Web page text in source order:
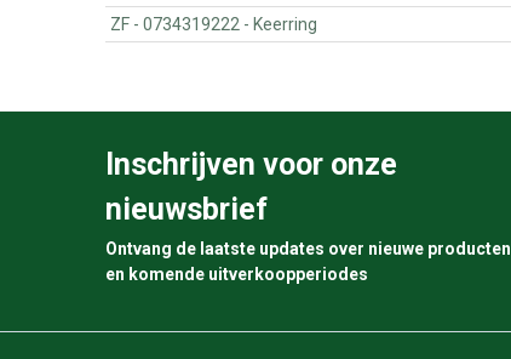
ZF - 0734319222 - Keerring
Inschrijven voor onze
nieuwsbrief
Ontvang de laatste updates over nieuwe producten
en komende uitverkoopperiodes